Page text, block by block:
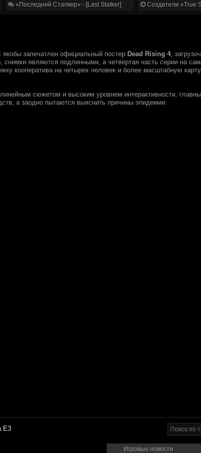
«Последний Сталкер» - [Last Stalker] Создатели «True
запечатлен официальный постер Dead Rising 4,
снимки являются подлинными, а четвертая часть серии на
кооператива на четырех человек и более масштабную
сюжетом и высоким уровнем интерактивности,
а заодно пытаются выяснить причины эпидемии.
Е3